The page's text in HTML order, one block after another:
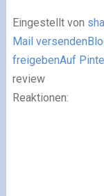
Eingestellt von
Mail versenden
freigebenAuf
review
Reaktionen: